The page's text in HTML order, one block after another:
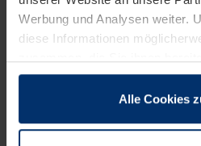
Werbung und Analysen weiter.
diese Informationen
sie im Rahmen Ihrer Nutzung
wenn diese für den Betrieb
Alle Cookies